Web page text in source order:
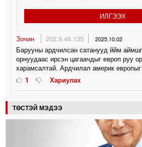
ИЛГЭЭХ
Зочин 202.9.46.135 2025.10.02
Барууны ардчилсан сатанууд ййм
орнуудаас ирсэн цагаачдыг европ руу
харамсалтай. Ардчилал америк
1
Хариулах
ТӨСТЭЙ МЭДЭЭ